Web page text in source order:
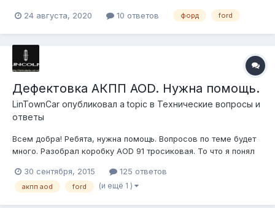
продувается. 200 руб. Фото 3. Ступичная гайка DORMAN
24 августа, 2020 10 ответов форд ford
Дефектовка АКПП AOD. Нужна помощь.
LinTownCar опубликовал a topic в Технические вопросы и
ответы
Всем добра! Ребята, нужна помощь. Вопросов по теме будет
много. Разобрал коробку AOD 91 тросиковая. То что я понял
сгоревшие фрикционы и стальные пластины поведенные от
перегрева. Ну и втулки, резинки, сальники. Но вот эта деталь
30 сентября, 2015 125 ответов
акпп aod ford (и ещё 1 )